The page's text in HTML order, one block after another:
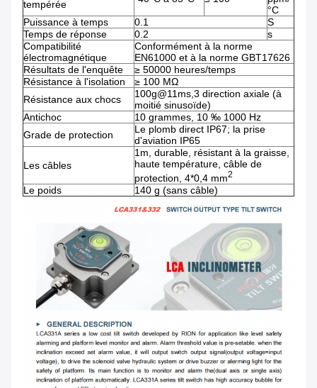
tempérée
°C
Puissance à temps
0.1
S
Temps de réponse
0.2
s
Compatibilité
électromagnétique
Conformément à la norme
EN61000 et à la norme GBT17626
Résultats de l'enquête
≥ 50000 heures/temps
Résistance à l'isolation
≥ 100 MΩ
Résistance aux chocs
100g@11ms,3 direction axiale (à
moitié sinusoïde)
Antichoc
10 grammes, 10 ‰ 1000 Hz
Grade de protection
Le plomb direct IP67; la prise
d'aviation IP65
Les câbles
1m, durable, résistant à la graisse,
haute température, câble de
protection, 4*0,4 mm2
Le poids 140 g (sans câble)